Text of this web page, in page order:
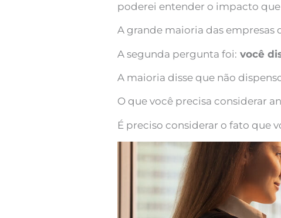
poderei entender o impacto
A grande maioria das empresas
A segunda pergunta foi: você
A maioria disse que não
O que você precisa considerar
É preciso considerar o fato que